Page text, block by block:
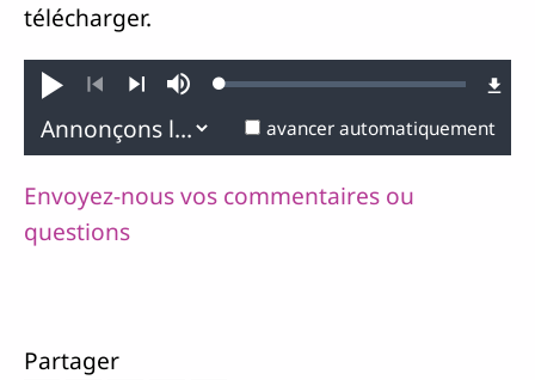
télécharger.
Jouer
Suivant
SourdineLoaded:
avancer automatiquement
Envoyez-nous vos commentaires ou
questions
Partager